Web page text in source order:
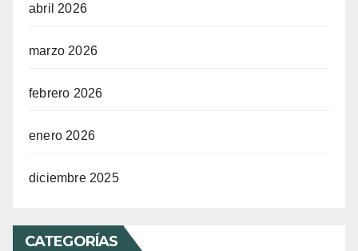
abril 2026
marzo 2026
febrero 2026
enero 2026
diciembre 2025
CATEGORÍAS